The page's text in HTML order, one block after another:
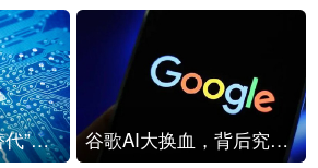
美国也要搞“国产替代”？先算清三笔账 谷歌AI大换血，背后究竟发生了什么？